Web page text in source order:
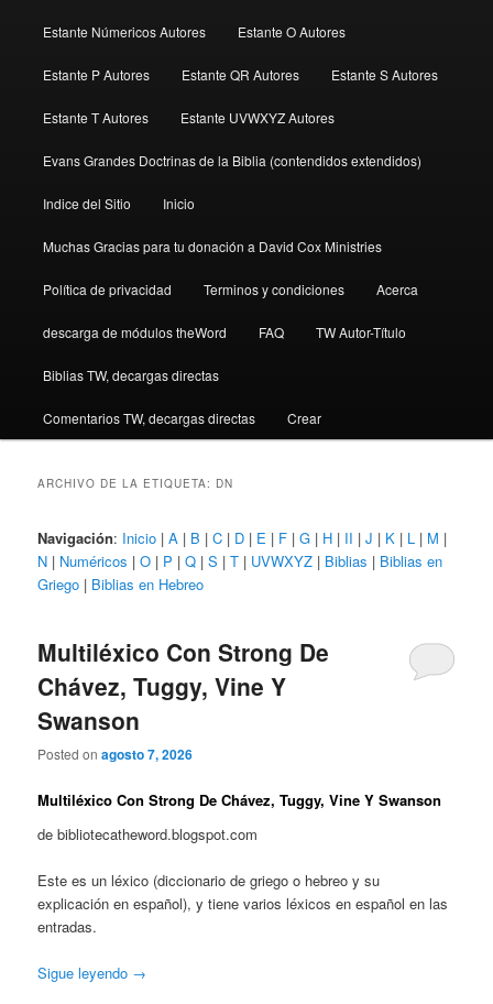
Estante Númericos Autores Estante O Autores
Estante P Autores Estante QR Autores Estante S Autores
Estante T Autores Estante UVWXYZ Autores
Evans Grandes Doctrinas de la Biblia (contendidos extendidos)
Indice del Sitio Inicio
Muchas Gracias para tu donación a David Cox Ministries
Política de privacidad Terminos y condiciones Acerca
descarga de módulos theWord FAQ TW Autor-Título
Biblias TW, decargas directas
Comentarios TW, decargas directas Crear
ARCHIVO DE LA ETIQUETA: DN
Navigación: Inicio |A | B |C | D | E | F |G | H | II |J | K | L | M |
N | Numéricos |O | P |Q |S |T | UVWXYZ | Biblias | Biblias en
Griego | Biblias en Hebreo
Multiléxico Con Strong De
Chávez, Tuggy, Vine Y
Swanson
Posted onagosto 7, 2026
Multiléxico Con Strong De Chávez, Tuggy, Vine Y Swanson
de bibliotecatheword.blogspot.com
Este es un léxico (diccionario de griego o hebreo y su
explicación en español), y tiene varios léxicos en español en las
entradas.
Sigue leyendo →